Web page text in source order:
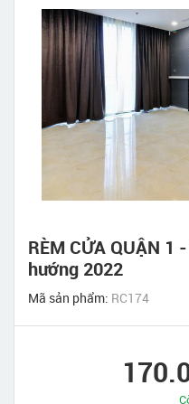
RÈM CỬA QUẬN 1
hướng 2022
Mã sản phẩm: RC174